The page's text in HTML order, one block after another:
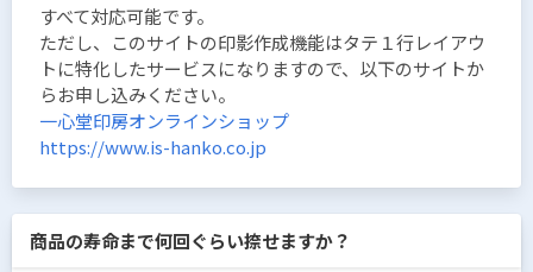
すべて対応可能です。
ただし、このサイトの印影作成機能はタテ１行レイアウ
トに特化したサービスになりますので、以下のサイトか
らお申し込みください。
一心堂印房オンラインショップ
https://www.is-hanko.co.jp
商品の寿命まで何回ぐらい捺せますか？